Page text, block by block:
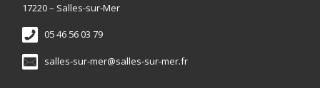
17220 – Salles-sur-Mer
05 46 56 03 79
salles-sur-mer@salles-sur-mer.fr